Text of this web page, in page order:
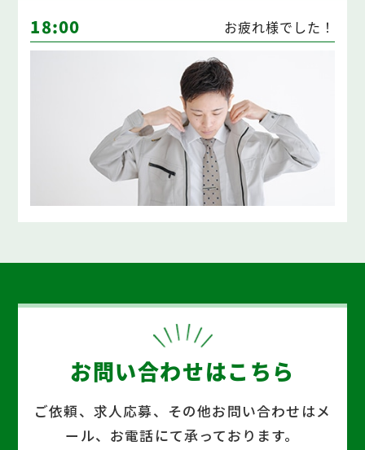
18:00 お疲れ様でした！
お問い合わせはこちら
ご依頼、求人応募、その他お問い合わせはメ
ール、お電話にて承っております。